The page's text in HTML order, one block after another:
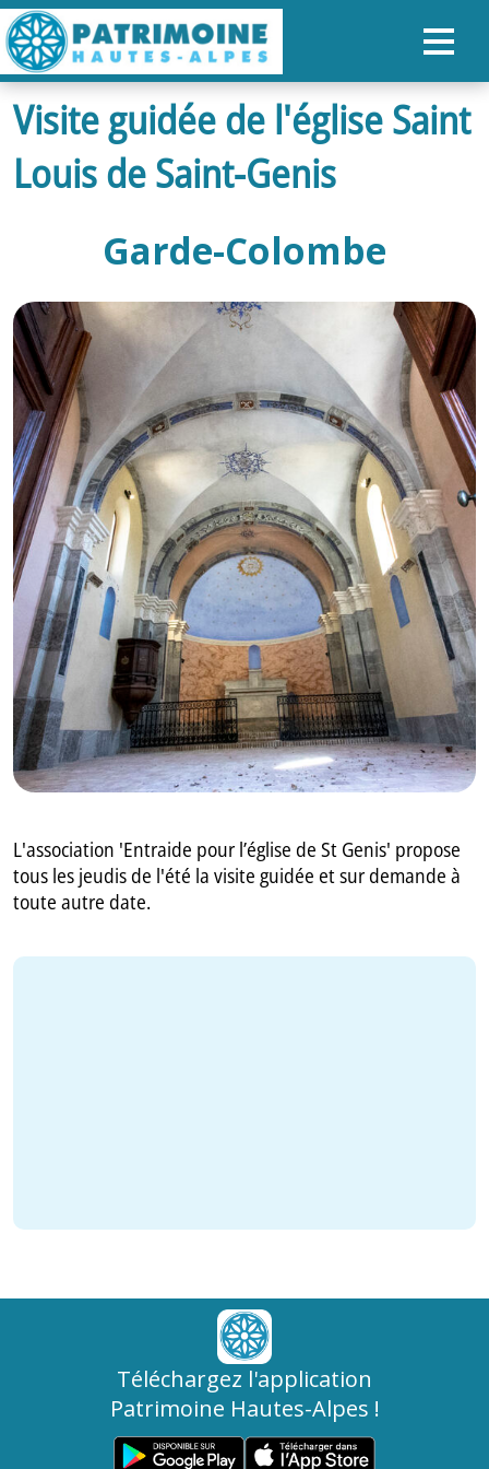
ACCUEIL
CARTE
PATRIMOINE
RANDONNÉES
ORGANISER SON SÉJOUR
RECHERCHER
FR
GB
IT
Visite guidée de l'église Saint
Louis de Saint-Genis
Garde-Colombe
L'association 'Entraide pour l’église de St Genis' propose
tous les jeudis de l'été la visite guidée et sur demande à
toute autre date.
Téléchargez l'application
Patrimoine Hautes-Alpes !